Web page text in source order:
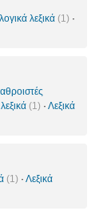
λεξικά (1) ·
(1) · Λεξικά
(1) · Λεξικά